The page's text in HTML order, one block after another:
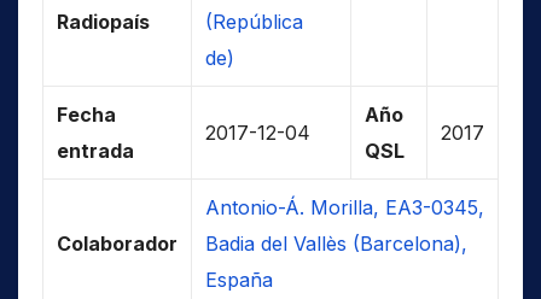
Radiopaís
(República
de)
Fecha
entrada
2017-12-04
Año
QSL
2017
Colaborador
Antonio-Á. Morilla, EA3-0345,
Badia del Vallès (Barcelona),
España